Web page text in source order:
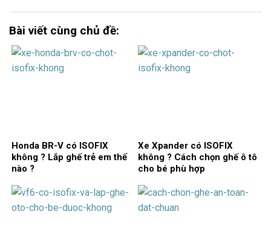
Bài viết cùng chủ đề:
Honda BR-V có ISOFIX
không ? Lắp ghế trẻ em thế
nào ?
Xe Xpander có ISOFIX
không ? Cách chọn ghế ô tô
cho bé phù hợp